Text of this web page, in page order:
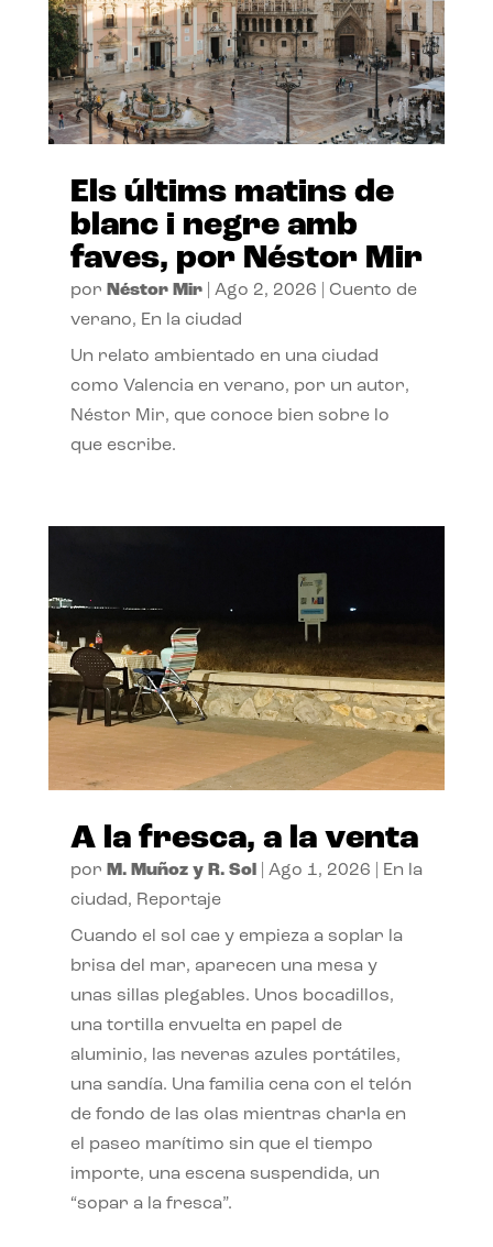
Els últims matins de
blanc i negre amb
faves, por Néstor Mir
por Néstor Mir| Ago 2, 2026
Cuento de
verano, En la ciudad
Un relato ambientado en una ciudad
como Valencia en verano, por un autor,
Néstor Mir, que conoce bien sobre lo
que escribe.
A la fresca, a la venta
por M. Muñoz y R. Sol| Ago 1, 2026
En la
ciudad, Reportaje
Cuando el sol cae y empieza a soplar la
brisa del mar, aparecen una mesa y
unas sillas plegables. Unos bocadillos,
una tortilla envuelta en papel de
aluminio, las neveras azules portátiles,
una sandía. Una familia cena con el telón
de fondo de las olas mientras charla en
el paseo marítimo sin que el tiempo
importe, una escena suspendida, un
“sopar a la fresca”.